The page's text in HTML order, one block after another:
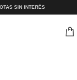
SIN INTERÉS